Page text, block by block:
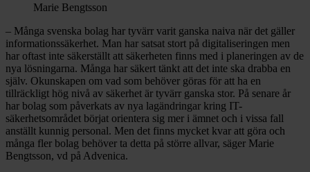
Marie Bengtsson
– Många svenska bolag har tyvärr varit ganska naiva när det gäller
informationssäkerhet. Man har satsat stort på digitaliseringen men
har oftast inte säkerställt att säkerheten finns med i planeringen av de
nya lösningarna. Många har säkert tänkt att det inte ska drabba en
själv. Okunskapen om vad som behöver göras för att ha en
tillräckligt hög nivå av säkerhet är tyvärr ganska stor. På senare år
har bolag som påverkats av nya lagändringar kring IT-
säkerhetsområdet börjat orientera sig mer i ämnet och i vissa fall
anställt kunnig personal. Men det finns mycket kvar att göra och
många fler bolag behöver ta detta på större allvar, säger Marie
Bengtsson, vd på Advenica.